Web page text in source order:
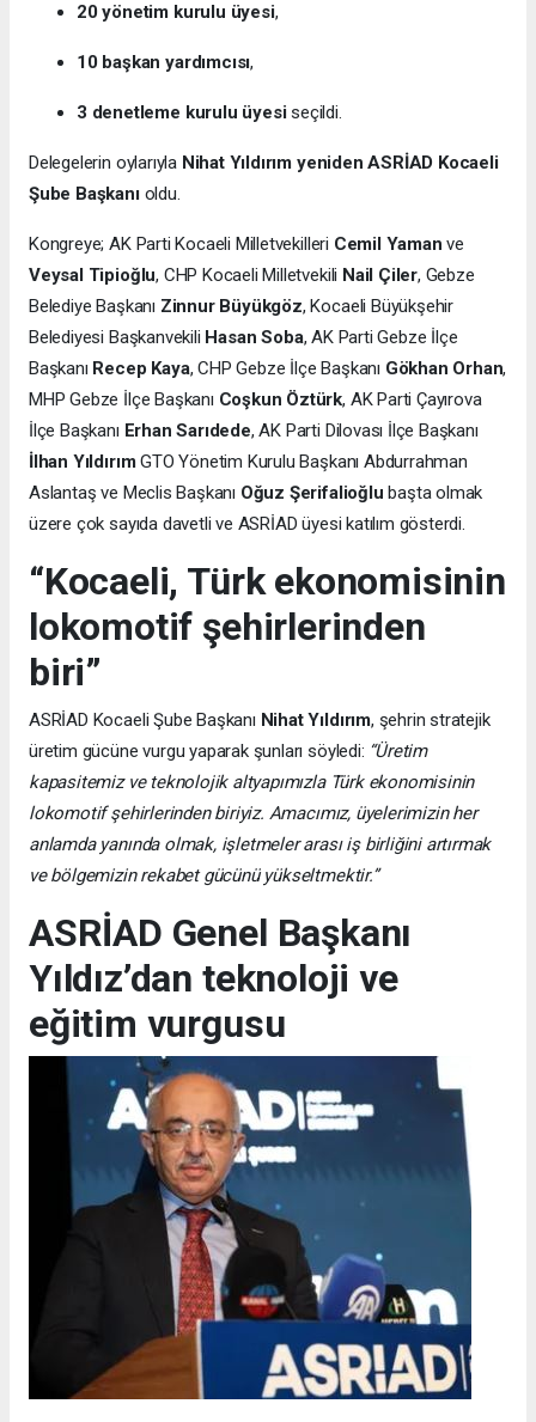
20 yönetim kurulu üyesi,
10 başkan yardımcısı,
3 denetleme kurulu üyesiseçildi.
Delegelerin oylarıyla Nihat Yıldırım yeniden ASRİAD Kocaeli
Şube Başkanıoldu.
Kongreye; AK Parti Kocaeli Milletvekilleri Cemil Yaman ve
Veysal Tipioğlu, CHP Kocaeli Milletvekili Nail Çiler, Gebze
Belediye Başkanı Zinnur Büyükgöz, Kocaeli Büyükşehir
Belediyesi Başkanvekili Hasan Soba, AK Parti Gebze İlçe
Başkanı Recep Kaya, CHP Gebze İlçe Başkanı Gökhan Orhan,
MHP Gebze İlçe Başkanı Coşkun Öztürk, AK Parti Çayırova
İlçe Başkanı Erhan Sarıdede, AK Parti Dilovası İlçe Başkanı
İlhan YıldırımGTO Yönetim Kurulu Başkanı Abdurrahman
Aslantaş ve Meclis Başkanı Oğuz Şerifalioğlu başta olmak
üzere çok sayıda davetli ve ASRİAD üyesi katılım gösterdi.
“Kocaeli, Türk ekonomisinin
lokomotif şehirlerinden
biri”
ASRİAD Kocaeli Şube Başkanı Nihat Yıldırım, şehrin stratejik
üretim gücüne vurgu yaparak şunları söyledi: “Üretim
kapasitemiz ve teknolojik altyapımızla Türk ekonomisinin
lokomotif şehirlerinden biriyiz. Amacımız, üyelerimizin her
anlamda yanında olmak, işletmeler arası iş birliğini artırmak
ve bölgemizin rekabet gücünü yükseltmektir.”
ASRİAD Genel Başkanı
Yıldız’dan teknoloji ve
eğitim vurgusu